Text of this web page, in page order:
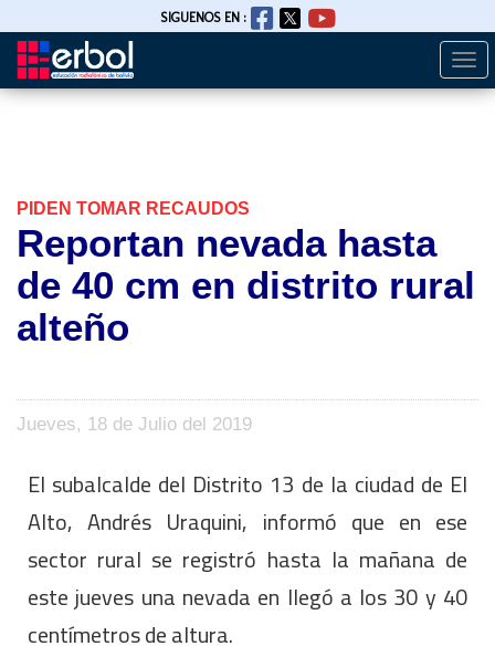
Pasar
SIGUENOS EN :
PIDEN TOMAR RECAUDOS
Reportan nevada hasta
de 40 cm en distrito rural
alteño
Jueves, 18 de Julio del 2019
El subalcalde del Distrito 13 de la ciudad de El
Alto, Andrés Uraquini, informó que en ese
sector rural se registró hasta la mañana de
este jueves una nevada en llegó a los 30 y 40
centímetros de altura.